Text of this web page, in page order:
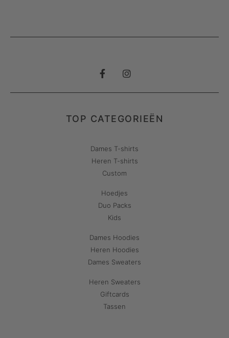
TOP CATEGORIEËN
Dames T-shirts
Heren T-shirts
Custom
Hoedjes
Duo Packs
Kids
Dames Hoodies
Heren Hoodies
Dames Sweaters
Heren Sweaters
Giftcards
Tassen